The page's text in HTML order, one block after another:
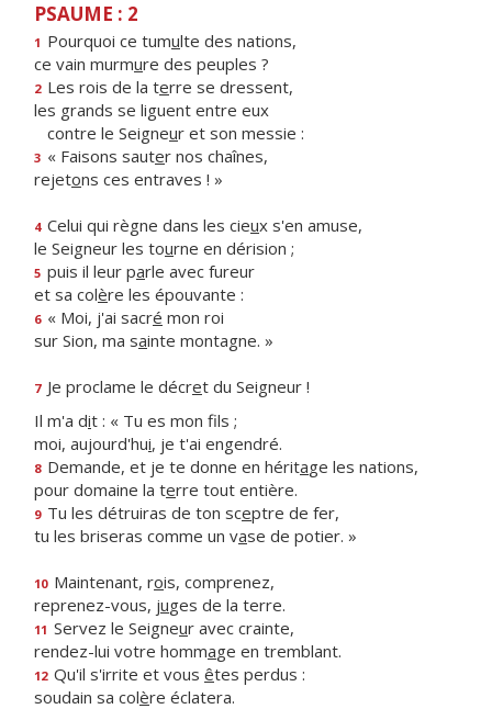
PSAUME : 2
1 Pourquoi ce tumulte des nations,
ce vain murmure des peuples ?
2 Les rois de la terre se dressent,
les grands se liguent entre eux
contre le Seigneur et son messie :
3 « Faisons sauter nos chaînes,
rejetons ces entraves ! »
4 Celui qui règne dans les cieux s'en amuse,
le Seigneur les tourne en dérision ;
5 puis il leur parle avec fureur
et sa colère les épouvante :
6 « Moi, j'ai sacré mon roi
sur Sion, ma sainte montagne. »
7 Je proclame le décret du Seigneur !
Il m'a dit : « Tu es mon fils ;
moi, aujourd'hui, je t'ai engendré.
8 Demande, et je te donne en héritage les nations,
pour domaine la terre tout entière.
9 Tu les détruiras de ton sceptre de fer,
tu les briseras comme un vase de potier. »
10 Maintenant, rois, comprenez,
reprenez-vous, juges de la terre.
11 Servez le Seigneur avec crainte,
rendez-lui votre hommage en tremblant.
12 Qu'il s'irrite et vous êtes perdus :
soudain sa colère éclatera.